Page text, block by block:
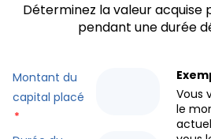
Déterminez la valeur acquise
pendant une durée
Montant du
capital placé
*
Vous
le